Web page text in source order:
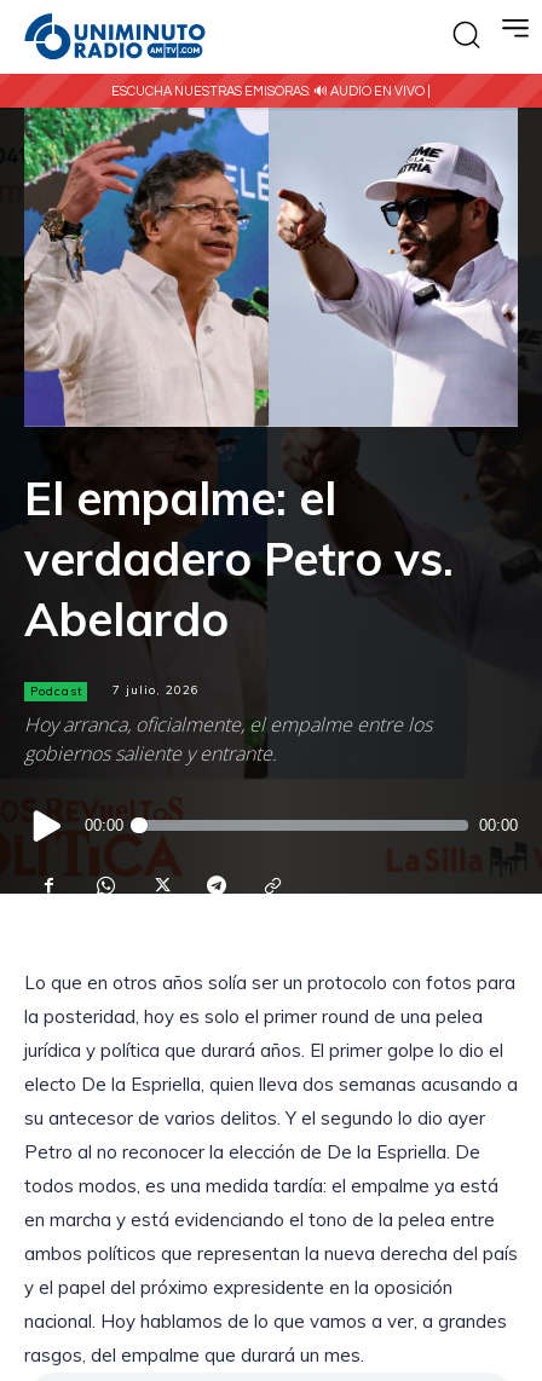
ESCUCHA NUESTRAS EMISORAS: 🔊 AUDIO EN VIVO |
El empalme: el
verdadero Petro vs.
Abelardo
Podcast 7 julio, 2026
Hoy arranca, oficialmente, el empalme entre los
gobiernos saliente y entrante.
Reproductor
de
00:00 00:00
Lo que en otros años solía ser un protocolo con fotos para
la posteridad, hoy es solo el primer round de una pelea
jurídica y política que durará años. El primer golpe lo dio el
electo De la Espriella, quien lleva dos semanas acusando a
su antecesor de varios delitos. Y el segundo lo dio ayer
Petro al no reconocer la elección de De la Espriella. De
todos modos, es una medida tardía: el empalme ya está
en marcha y está evidenciando el tono de la pelea entre
ambos políticos que representan la nueva derecha del país
y el papel del próximo expresidente en la oposición
nacional. Hoy hablamos de lo que vamos a ver, a grandes
rasgos, del empalme que durará un mes.